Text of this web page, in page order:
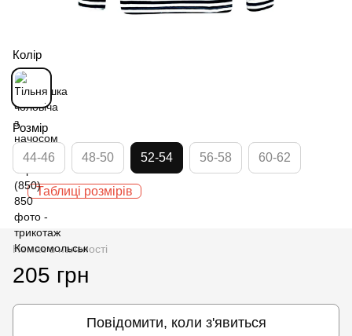
Колір
Розмір
44-46 48-50 52-54 56-58 60-62
Таблиці розмірів
Немає в наявності
205 грн
Повідомити, коли з'явиться